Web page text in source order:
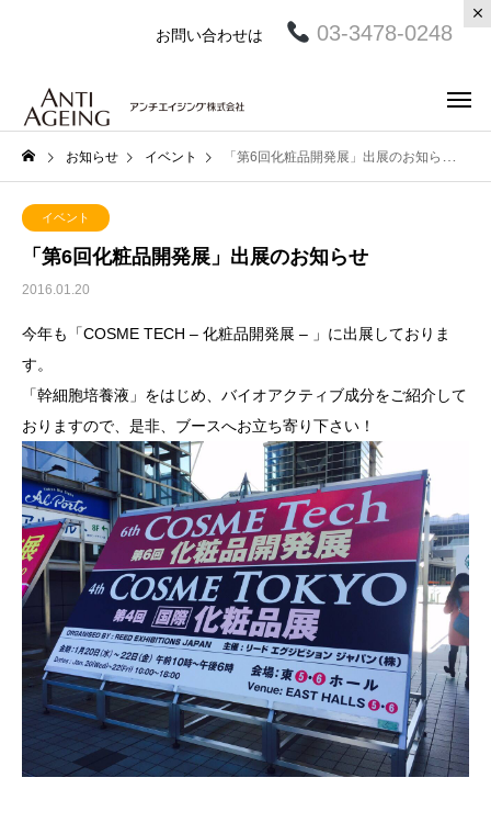
お問い合わせは 03-3478-0248
お知らせ イベント 「第6回化粧品開発展」出展のお知らせ
イベント
「第6回化粧品開発展」出展のお知らせ
2016.01.20
今年も「COSME TECH – 化粧品開発展 – 」に出展しておりま
す。
「幹細胞培養液」をはじめ、バイオアクティブ成分をご紹介して
おりますので、是非、ブースへお立ち寄り下さい！